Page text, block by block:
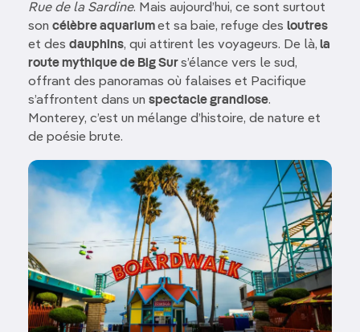
Rue de la Sardine. Mais aujourd’hui, ce sont surtout
son célèbre aquariumet sa baie, refuge des loutres
et des dauphins, qui attirent les voyageurs. De là, la
route mythique de Big Surs’élance vers le sud,
offrant des panoramas où falaises et Pacifique
s’affrontent dans un spectacle grandiose.
Monterey, c’est un mélange d’histoire, de nature et
de poésie brute.
Image